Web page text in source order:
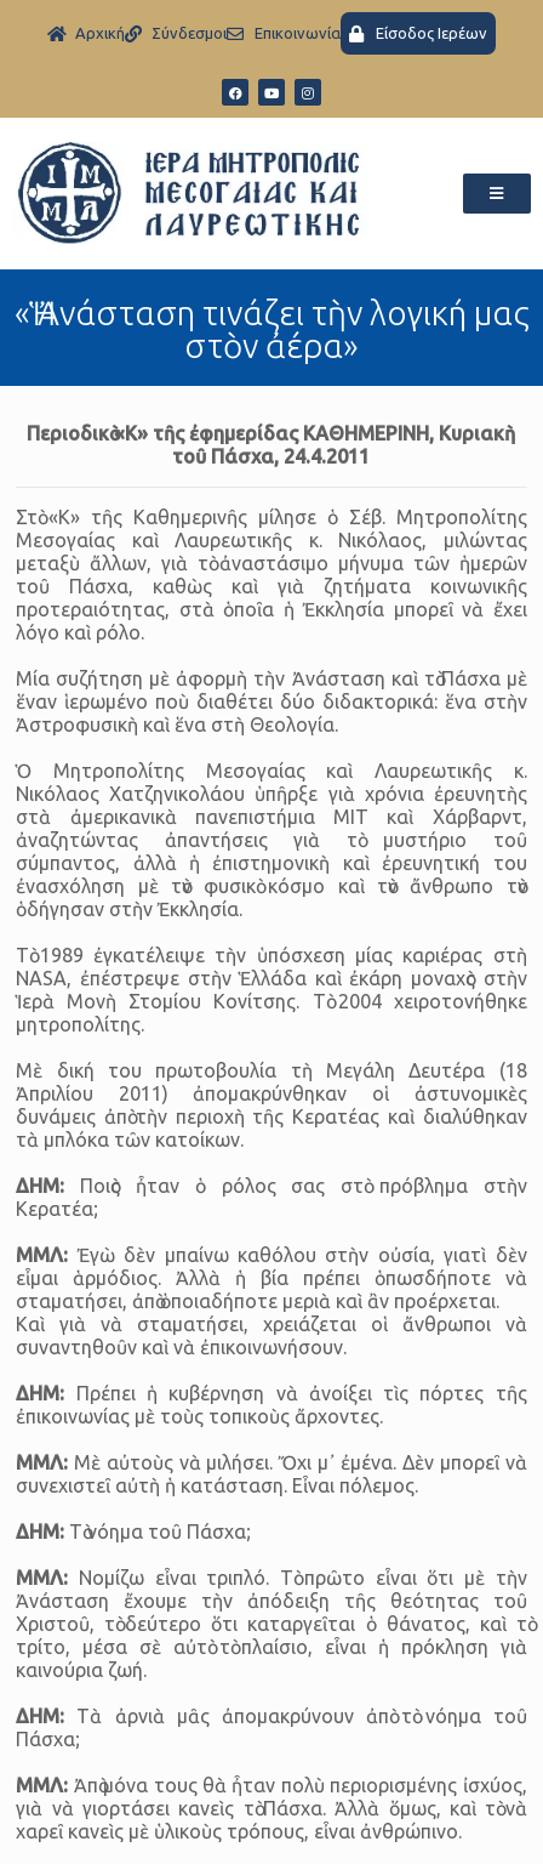
Aρχική Σύνδεσμοι Eπικοινωνία Είσοδος Ιερέων
«Ἡ Ἀνάσταση τινάζει τὴν λογική μας
στὸν ἀέρα»
Περιοδικὸ «Κ» τῆς ἐφημερίδας ΚΑΘΗΜΕΡΙΝΗ, Κυριακὴ
τοῦ Πάσχα, 24.4.2011
Στὸ «Κ» τῆς Καθημερινῆς μίλησε ὁ Σέβ. Μητροπολίτης
Μεσογαίας καὶ Λαυρεωτικῆς κ. Νικόλαος, μιλώντας
μεταξὺ ἄλλων, γιὰ τὸ ἀναστάσιμο μήνυμα τῶν ἡμερῶν
τοῦ Πάσχα, καθὼς καὶ γιὰ ζητήματα κοινωνικῆς
προτεραιότητας, στὰ ὁποῖα ἡ Ἐκκλησία μπορεῖ νὰ ἔχει
λόγο καὶ ρόλο.
Μία συζήτηση μὲ ἀφορμὴ τὴν Ἀνάσταση καὶ τὸ Πάσχα μὲ
ἕναν ἱερωμένο ποὺ διαθέτει δύο διδακτορικά: ἕνα στὴν
Ἀστροφυσικὴ καὶ ἕνα στὴ Θεολογία.
Ὁ Μητροπολίτης Μεσογαίας καὶ Λαυρεωτικῆς κ.
Νικόλαος Χατζηνικολάου ὑπῆρξε γιὰ χρόνια ἐρευνητὴς
στὰ ἀμερικανικὰ πανεπιστήμια MIT καὶ Χάρβαρντ,
ἀναζητώντας ἀπαντήσεις γιὰ τὸ μυστήριο τοῦ
σύμπαντος, ἀλλὰ ἡ ἐπιστημονικὴ καὶ ἐρευνητική του
ἐνασχόληση μὲ τὸν φυσικὸ κόσμο καὶ τὸν ἄνθρωπο τὸν
ὁδήγησαν στὴν Ἐκκλησία.
Τὸ 1989 ἐγκατέλειψε τὴν ὑπόσχεση μίας καριέρας στὴ
NASA, ἐπέστρεψε στὴν Ἑλλάδα καὶ ἐκάρη μοναχὸς στὴν
Ἱερὰ Μονὴ Στομίου Κονίτσης. Τὸ 2004 χειροτονήθηκε
μητροπολίτης.
Μὲ δική του πρωτοβουλία τὴ Μεγάλη Δευτέρα (18
Ἀπριλίου 2011) ἀπομακρύνθηκαν οἱ ἀστυνομικὲς
δυνάμεις ἀπὸ τὴν περιοχὴ τῆς Κερατέας καὶ διαλύθηκαν
τὰ μπλόκα τῶν κατοίκων.
ΔΗΜ: Ποιὸς ἦταν ὁ ρόλος σας στὸ πρόβλημα στὴν
Κερατέα;
ΜΜΛ: Ἐγὼ δὲν μπαίνω καθόλου στὴν οὐσία, γιατὶ δὲν
εἶμαι ἁρμόδιος. Ἀλλὰ ἡ βία πρέπει ὁπωσδήποτε νὰ
σταματήσει, ἀπὸ ὁποιαδήποτε μεριὰ καὶ ἂν προέρχεται.
Καὶ γιὰ νὰ σταματήσει, χρειάζεται οἱ ἄνθρωποι νὰ
συναντηθοῦν καὶ νὰ ἐπικοινωνήσουν.
ΔΗΜ: Πρέπει ἡ κυβέρνηση νὰ ἀνοίξει τὶς πόρτες τῆς
ἐπικοινωνίας μὲ τοὺς τοπικοὺς ἄρχοντες.
ΜΜΛ: Μὲ αὐτοὺς νὰ μιλήσει. Ὄχι μ᾿ ἐμένα. Δὲν μπορεῖ νὰ
συνεχιστεῖ αὐτὴ ἡ κατάσταση. Εἶναι πόλεμος.
ΔΗΜ: Τὸ νόημα τοῦ Πάσχα;
ΜΜΛ: Νομίζω εἶναι τριπλό. Τὸ πρῶτο εἶναι ὅτι μὲ τὴν
Ἀνάσταση ἔχουμε τὴν ἀπόδειξη τῆς θεότητας τοῦ
Χριστοῦ, τὸ δεύτερο ὅτι καταργεῖται ὁ θάνατος, καὶ τὸ
τρίτο, μέσα σὲ αὐτὸ τὸ πλαίσιο, εἶναι ἡ πρόκληση γιὰ
καινούρια ζωή.
ΔΗΜ: Τὰ ἀρνιὰ μᾶς ἀπομακρύνουν ἀπὸ τὸ νόημα τοῦ
Πάσχα;
ΜΜΛ: Ἀπὸ μόνα τους θὰ ἦταν πολὺ περιορισμένης ἰσχύος,
γιὰ νὰ γιορτάσει κανεὶς τὸ Πάσχα. Ἀλλὰ ὅμως, καὶ τὸ νὰ
χαρεῖ κανεὶς μὲ ὑλικοὺς τρόπους, εἶναι ἀνθρώπινο.